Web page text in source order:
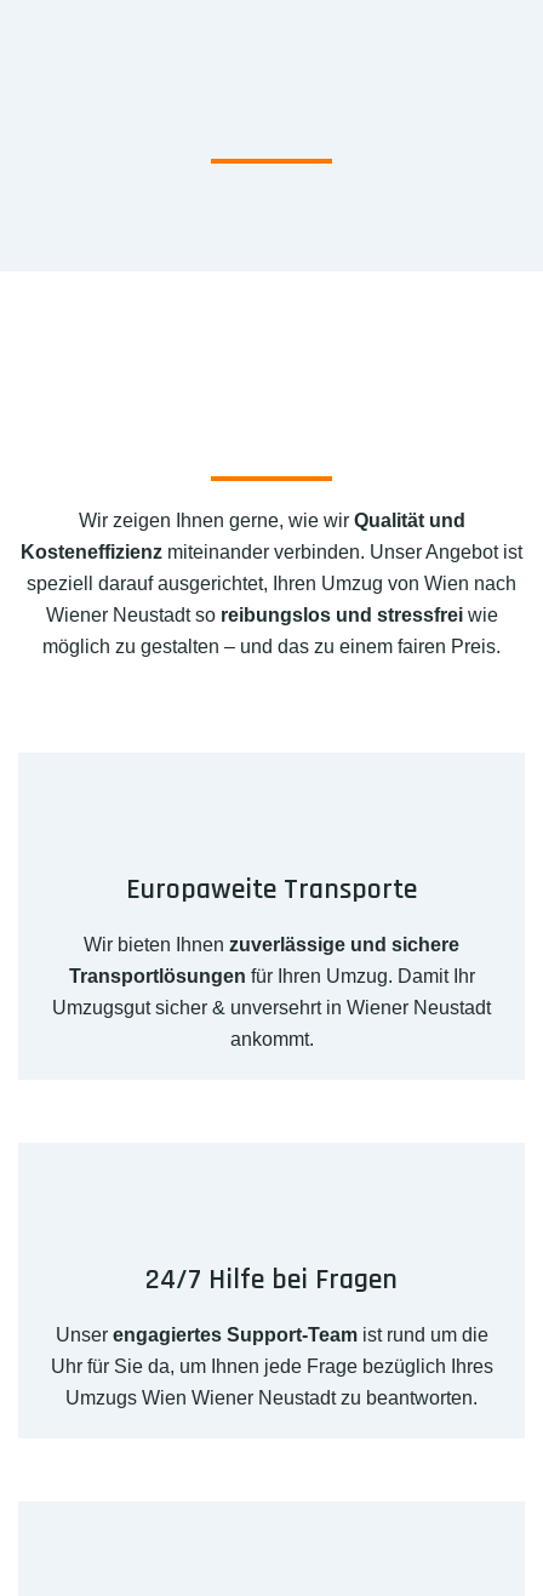
Wir zeigen Ihnen gerne, wie wir Qualität und
Kosteneffizienz miteinander verbinden. Unser Angebot ist
speziell darauf ausgerichtet, Ihren Umzug von Wien nach
Wiener Neustadt so reibungslos und stressfreiwie
möglich zu gestalten – und das zu einem fairen Preis.
Europaweite Transporte
Wir bieten Ihnen zuverlässige und sichere
Transportlösungen für Ihren Umzug. Damit Ihr
Umzugsgut sicher & unversehrt in Wiener Neustadt
ankommt.
24/7 Hilfe bei Fragen
Unser engagiertes Support-Teamist rund um die
Uhr für Sie da, um Ihnen jede Frage bezüglich Ihres
Umzugs Wien Wiener Neustadt zu beantworten.